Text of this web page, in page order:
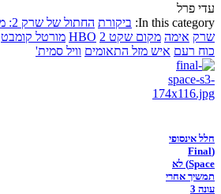
עדי פרל
In this category: ביקורת החתול של שרק 2: משאלה אחת ודי
שרק אימה מקום שקט 2 HBO מורטל קומבט
כוח רעם איש מזל התאומים וויל סמית'
חלל אינסופי
(Final
Space) לא
תמשיך אחרי
עונה 3